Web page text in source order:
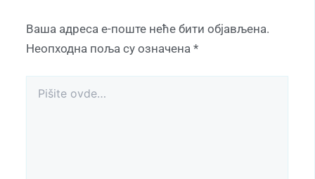
Ваша адреса е-поште неће бити објављена.
Неопходна поља су означена *